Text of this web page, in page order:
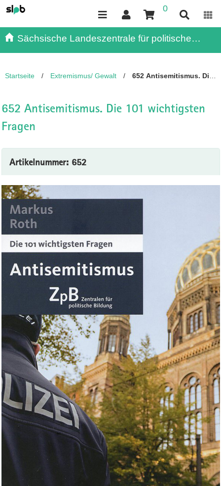
0
Sächsische Landeszentrale für politische
Startseite / Extremismus/ Gewalt /
652 Antisemitismus. Die
652 Antisemitismus. Die 101 wichtigsten
Fragen
Artikelnummer: 652